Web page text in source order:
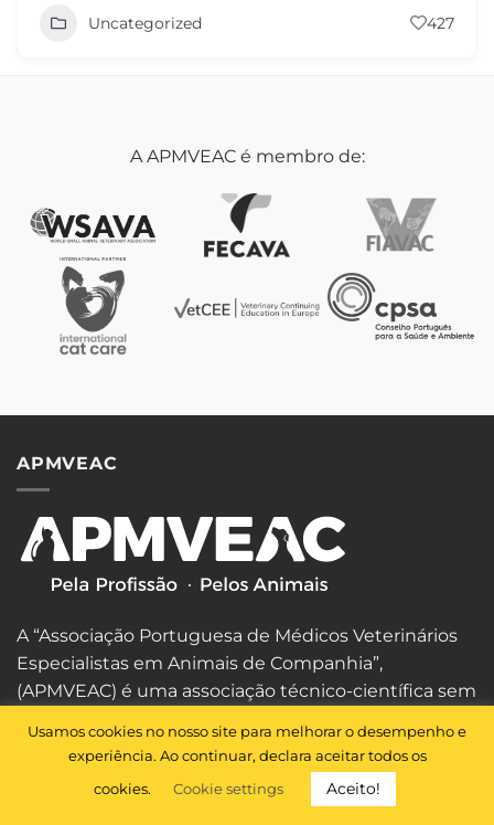
Uncategorized 427
A APMVEAC é membro de:
APMVEAC
A “Associação Portuguesa de Médicos Veterinários
Especialistas em Animais de Companhia”,
(APMVEAC) é uma associação técnico-científica sem
Outubro de 1990.
Saiba mais sobre nós
Usamos cookies no nosso site para melhorar o desempenho e
experiência. Ao continuar, declara aceitar todos os
cookies.
Cookie settings Aceito!